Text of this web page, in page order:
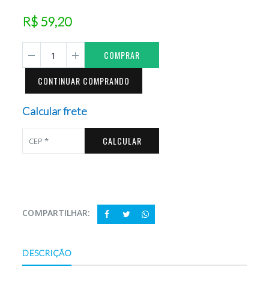
R$ 59,20
COMPRAR
CONTINUAR COMPRANDO
Calcular frete
CALCULAR
COMPARTILHAR:
DESCRIÇÃO